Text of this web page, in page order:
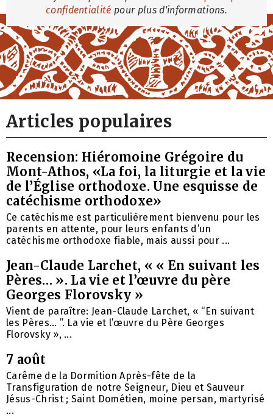
confidentialité pour plus d'informations.
Articles populaires
Recension: Hiéromoine Grégoire du
Mont-Athos, «La foi, la liturgie et la vie
de l’Église orthodoxe. Une esquisse de
catéchisme orthodoxe»
Ce catéchisme est particulièrement bienvenu pour les
parents en attente, pour leurs enfants d’un
catéchisme orthodoxe fiable, mais aussi pour ...
Jean-Claude Larchet, « « En suivant les
Pères… ». La vie et l’œuvre du père
Georges Florovsky »
Vient de paraître: Jean-Claude Larchet, « “En suivant
les Pères… ”. La vie et l’œuvre du Père Georges
Florovsky », ...
7 août
Carême de la Dormition Après-fête de la
Transfiguration de notre Seigneur, Dieu et Sauveur
Jésus-Christ ; Saint Dométien, moine persan, martyrisé
...